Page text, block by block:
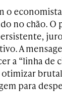
o
no chão. O
A
a “linha de
para